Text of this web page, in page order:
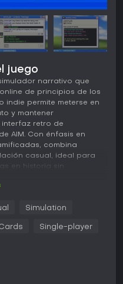
juego
narrativo que
de principios de los
indie permite meterse en
y mantener
retro de
AIM. Con énfasis en
combina
casual, ideal para
en historia sin
en torno a sesiones de
con el personaje
para luego participar
incluyendo efectos
Simulation
Single-player